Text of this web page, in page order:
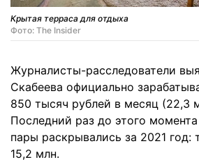
Крытая терраса для отдыха
Фото: The Insider
Журналисты-расследователи
Скабеева официально
850 тысяч рублей в месяц (22,3
Последний раз до этого
пары раскрывались за 2021 год:
15,2 млн.